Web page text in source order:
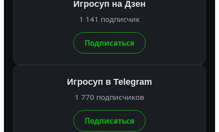
Игросуп на Дзен
1 141 подписчик
Подписаться
Игросуп в Telegram
1 770 подписчиков
Подписаться